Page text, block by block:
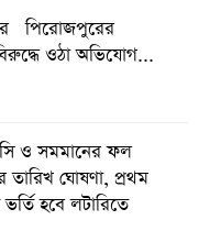
পিরোজপুরের
ওঠা অভিযোগ...
ও সমমানের ফল
তারিখ ঘোষণা, প্রথম
ভর্তি হবে লটারিতে